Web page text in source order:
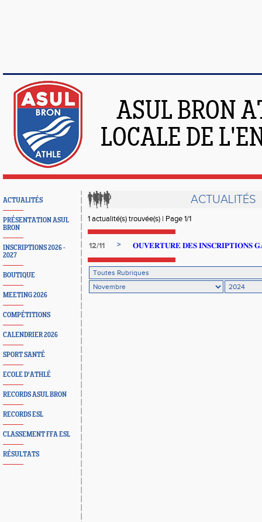
ASUL BRON
LOCALE DE
ACTUALITÉS
PRÉSENTATION ASUL
BRON
INSCRIPTIONS 2026 -
2027
BOUTIQUE
MEETING 2026
COMPÉTITIONS
CALENDRIER 2026
SPORT SANTÉ
ECOLE D'ATHLÉ
RECORDS ASUL BRON
RECORDS ESL
CLASSEMENT FFA ESL
RÉSULTATS
ACTUALITÉS
1 actualité(s) trouvée(s) | Page 1/1
12/11 > 𝐎𝐔𝐕𝐄𝐑𝐓𝐔𝐑𝐄 𝐃𝐄𝐒 𝐈𝐍𝐒𝐂𝐑𝐈𝐏𝐓𝐈𝐎𝐍𝐒